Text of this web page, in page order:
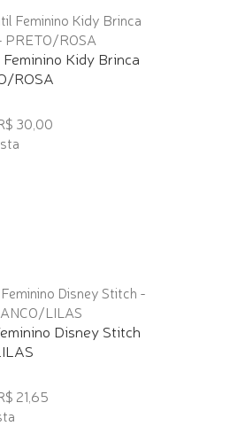
Kidy Brinca
ROSA
30,00
Disney Stitch
21,65